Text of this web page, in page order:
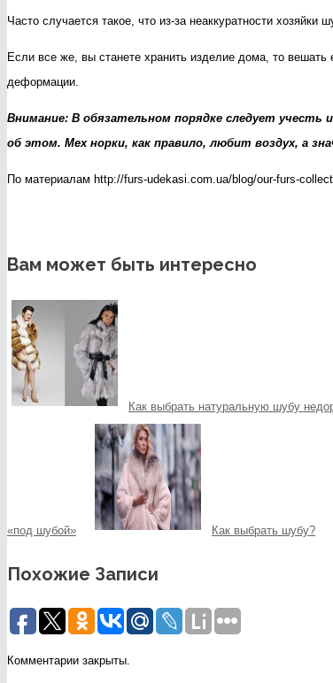
Часто случается такое, что из-за неаккуратности
Если все же, вы станете хранить изделие дома, то
деформации.
Внимание: В обязательном порядке следует
об этом. Мех норки, как правило, любит воздух, а
По материалам http://furs-udekasi.com.ua/blog/our-furs-
Вам может быть интересно
Как выбрать натуральную шубу
«под шубой» Как выбрать шубу?
Похожие Записи
Комментарии закрыты.